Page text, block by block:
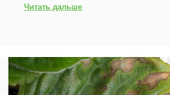
Читать дальше